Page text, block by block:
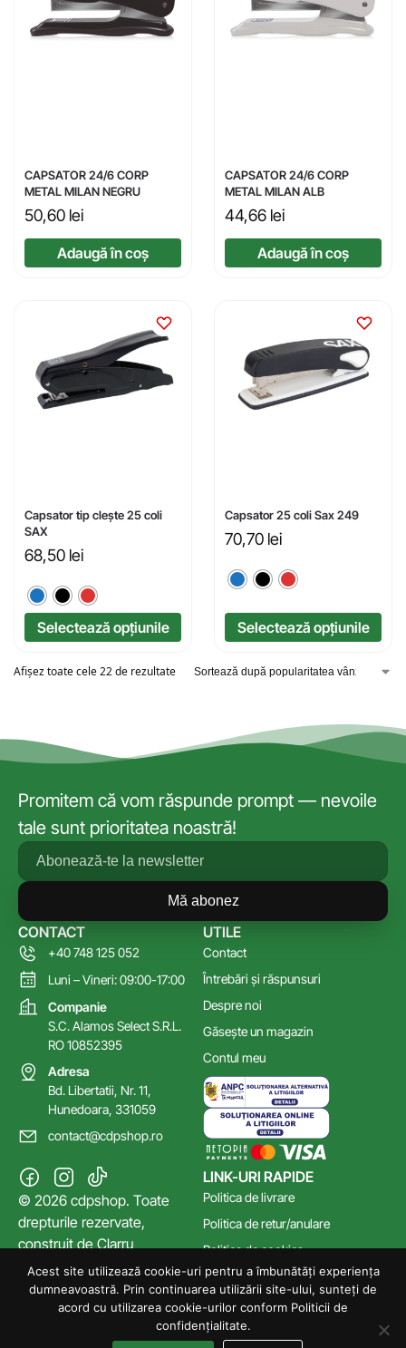
CAPSATOR 24/6 CORP
METAL MILAN NEGRU
50,60 lei
Adaugă în coș
CAPSATOR 24/6 CORP
METAL MILAN ALB
44,66 lei
Adaugă în coș
Capsator tip clește 25 coli
SAX
68,50 lei
Selectează opțiunile
Capsator 25 coli Sax 249
70,70 lei
Selectează opțiunile
Afișez toate cele 22 de rezultate
Promitem că vom răspunde prompt — nevoile
tale sunt prioritatea noastră!
Mă abonez
LINK-URI RAPIDE
Politica de livrare
Politica de retur/anulare
Politica de cookies
Poltica de confidențialitate
Termeni și Condiții
UTILE
Contact
Întrebări și răspunsuri
Despre noi
Găsește un magazin
Contul meu
CONTACT
+40 748 125 052
Luni – Vineri: 09:00-17:00
Companie
S.C. Alamos Select S.R.L.
RO 10852395
Adresa
Bd. Libertatii, Nr. 11,
Hunedoara, 331059
contact@cdpshop.ro
© 2026 cdpshop. Toate
drepturile rezervate,
construit deClarru
Acest site utilizează cookie-uri pentru a îmbunătăți experiența
dumneavoastră. Prin continuarea utilizării site-ului, sunteți de
acord cu utilizarea cookie-urilor conform Politicii de
confidențialitate.